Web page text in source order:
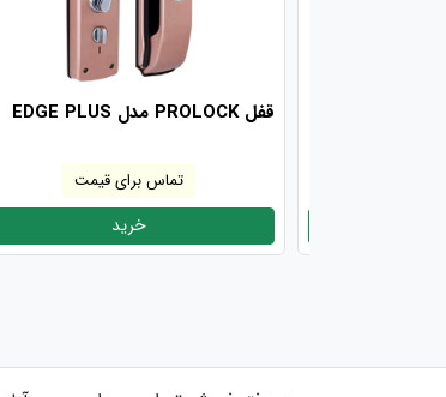
قفل PROLOCK مدل EDGE PLUS
تماس برای قیمت
خرید